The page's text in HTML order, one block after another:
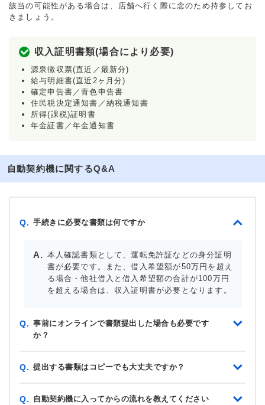
該当の可能性がある場合は、店舗へ行く際に念のため持参してお
きましょう。
収入証明書類(場合により必要)
源泉徴収票(直近／最新分)
給与明細書(直近2ヶ月分)
確定申告書／青色申告書
住民税決定通知書／納税通知書
所得(課税)証明書
年金証書／年金通知書
自動契約機に関するQ&A
Q. 手続きに必要な書類は何ですか
本人確認書類として、運転免許証などの身分証明
書が必要です。また、借入希望額が50万円を超え
る場合・他社借入と借入希望額の合計が100万円
を超える場合は、収入証明書が必要となります。
Q. 事前にオンラインで書類提出した場合も必要です
か？
Q. 提出する書類はコピーでも大丈夫ですか？
Q. 自動契約機に入ってからの流れを教えてください